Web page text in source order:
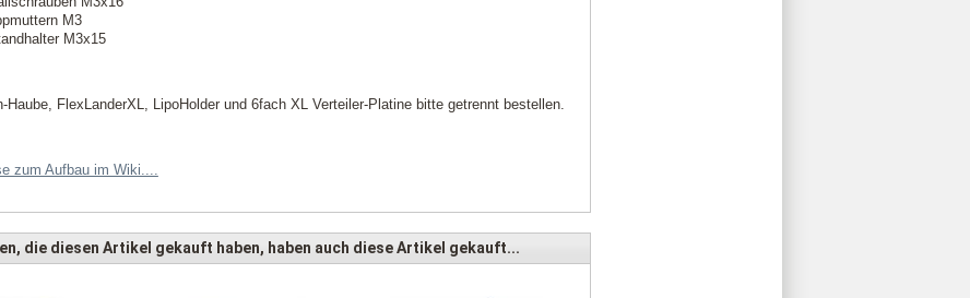
M3
M3x15
Haube, FlexLanderXL, LipoHolder und 6fach XL Verteiler-Platine bitte getrennt bestellen.
zum Aufbau im Wiki....
die diesen Artikel gekauft haben, haben auch diese Artikel gekauft...